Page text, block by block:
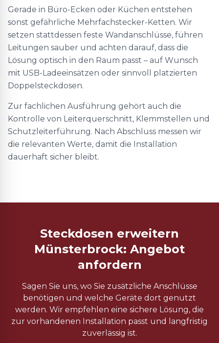
Gerade in Büro-Ecken oder Küchen entstehen
sonst gefährliche Mehrfachstecker-Ketten. Wir
setzen stattdessen feste Wandanschlüsse, führen
Leitungen sauber und achten darauf, dass die
Lösung optisch in den Raum passt – auf Wunsch
mit USB-Ladeeinsätzen oder sinnvoll platzierten
Doppelsteckdosen.
Zur fachlichen Ausführung gehört auch die
Kontrolle von Leiterquerschnitt, Klemmstellen und
Schutzleiterführung. Nach Abschluss messen wir
die relevanten Werte, damit die Installation
dauerhaft sicher bleibt.
Steckdosen erweitern
Münsterbrock: Angebot
anfordern
Sagen Sie uns, wo Sie zusätzliche Anschlüsse
benötigen und welche Geräte dort genutzt
werden. Wir empfehlen eine sichere Lösung, die
zur vorhandenen Installation passt und langfristig
zuverlässig ist.